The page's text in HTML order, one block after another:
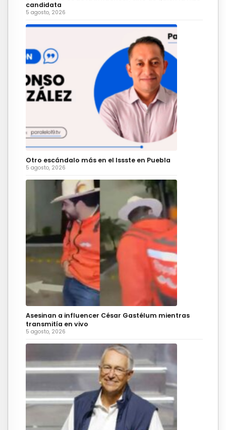
candidata
5 agosto, 2026
Otro escándalo más en el Issste en Puebla
5 agosto, 2026
Asesinan a influencer César Gastélum mientras
transmitía en vivo
5 agosto, 2026